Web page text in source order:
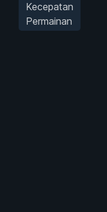
Kecepatan
Permainan